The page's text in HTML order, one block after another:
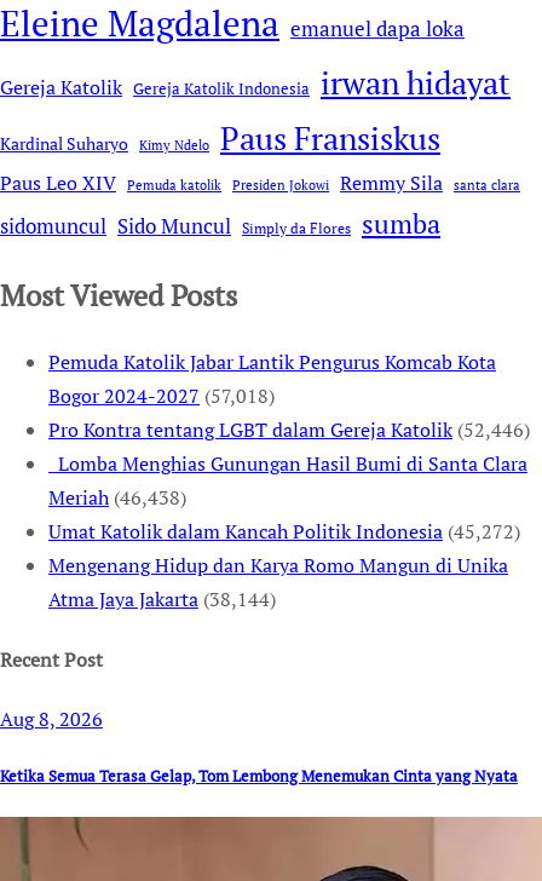
Eleine Magdalena emanuel dapa loka
Gereja Katolik Gereja Katolik Indonesia irwan hidayat
Kardinal Suharyo Kimy Ndelo Paus Fransiskus
Paus Leo XIV Pemuda katolik Presiden Jokowi Remmy Sila santa clara
sidomuncul Sido Muncul Simply da Flores sumba
Most Viewed Posts
Pemuda Katolik Jabar Lantik Pengurus Komcab Kota
Bogor 2024-2027 (57,018)
Pro Kontra tentang LGBT dalam Gereja Katolik (52,446)
Lomba Menghias Gunungan Hasil Bumi di Santa Clara
Meriah (46,438)
Umat Katolik dalam Kancah Politik Indonesia (45,272)
Mengenang Hidup dan Karya Romo Mangun di Unika
Atma Jaya Jakarta (38,144)
Recent Post
Aug 8, 2026
Ketika Semua Terasa Gelap, Tom Lembong Menemukan Cinta yang Nyata